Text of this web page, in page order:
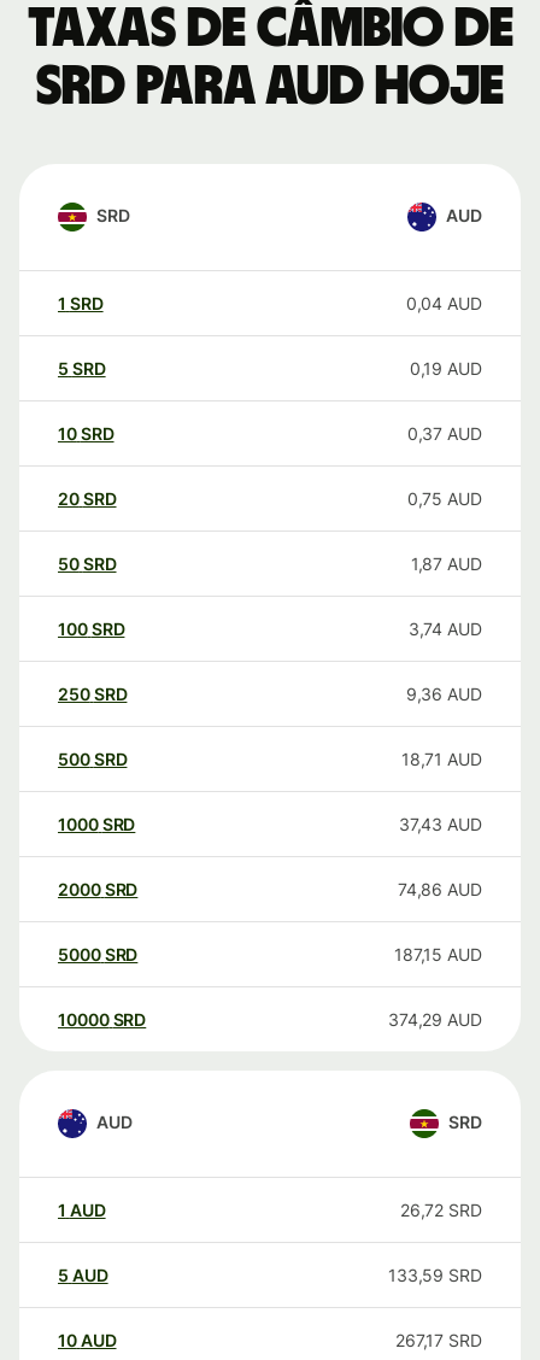
Taxas de câmbio de
SRD para AUD hoje
SRD AUD
1 SRD 0,04 AUD
5 SRD 0,19 AUD
10SRD 0,37 AUD
20SRD 0,75 AUD
50SRD 1,87 AUD
100SRD 3,74 AUD
250SRD 9,36 AUD
500SRD 18,71 AUD
1000SRD 37,43 AUD
2000SRD 74,86 AUD
5000SRD 187,15 AUD
10000 SRD 374,29 AUD
AUD SRD
1 AUD 26,72 SRD
5 AUD 133,59 SRD
10AUD 267,17 SRD